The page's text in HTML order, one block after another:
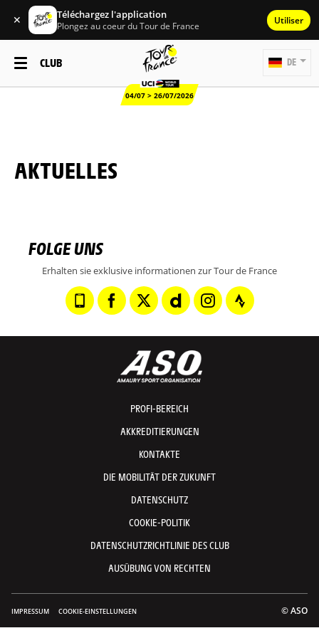
✕ Téléchargez l'application
Plongez au coeur du Tour de France Utiliser
CLUB
04/07 > 26/07/2026
DE
AKTUELLES
FOLGE UNS
Erhalten sie exklusive informationen zur Tour de France
PROFI-BEREICH
AKKREDITIERUNGEN
KONTAKTE
DIE MOBILITÄT DER ZUKUNFT
DATENSCHUTZ
COOKIE-POLITIK
DATENSCHUTZRICHTLINIE DES CLUB
AUSÜBUNG VON RECHTEN
IMPRESSUM COOKIE-EINSTELLUNGEN © ASO